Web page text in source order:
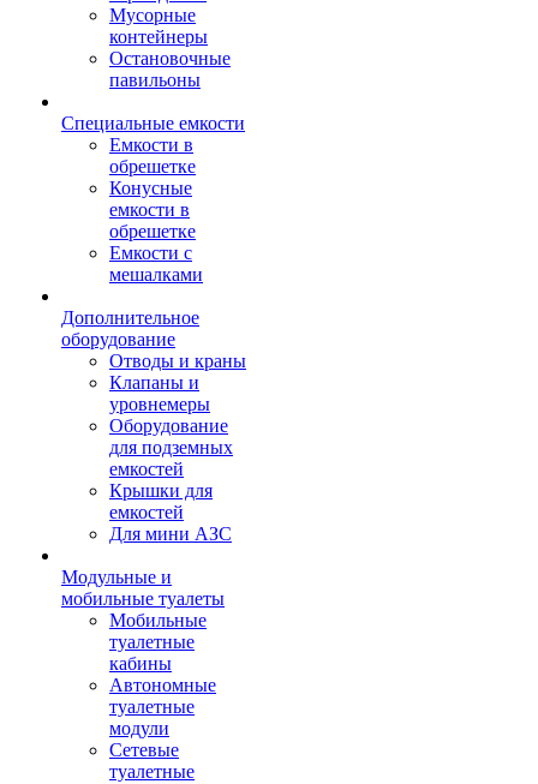
Мусорные
контейнеры
Остановочные
павильоны
Специальные емкости
Емкости в
обрешетке
Конусные
емкости в
обрешетке
Емкости с
мешалками
Дополнительное
оборудование
Отводы и краны
Клапаны и
уровнемеры
Оборудование
для подземных
емкостей
Крышки для
емкостей
Для мини АЗС
Модульные и
мобильные туалеты
Мобильные
туалетные
кабины
Автономные
туалетные
модули
Сетевые
туалетные